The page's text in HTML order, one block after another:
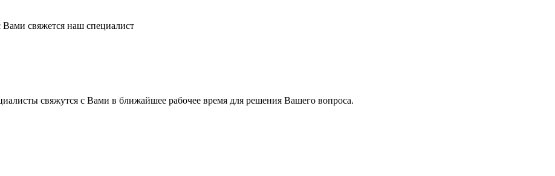
свяжется наш специалист
свяжутся с Вами в ближайшее рабочее время для решения Вашего вопроса.